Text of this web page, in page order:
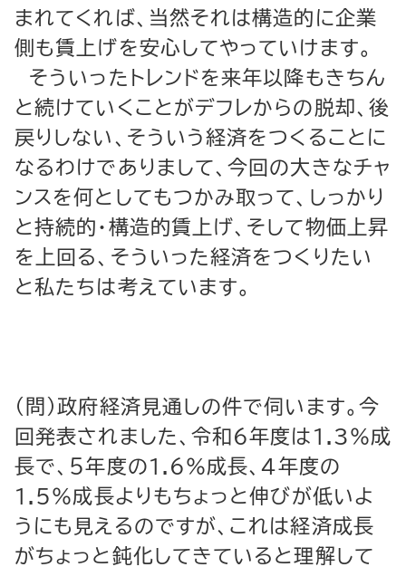
まれてくれば、当然それは構造的に企業
側も賃上げを安心してやっていけます。
そういったトレンドを来年以降もきちん
と続けていくことがデフレからの脱却、後
戻りしない、そういう経済をつくることに
なるわけでありまして、今回の大きなチャ
ンスを何としてもつかみ取って、しっかり
と持続的・構造的賃上げ、そして物価上昇
を上回る、そういった経済をつくりたい
と私たちは考えています。
（問）政府経済見通しの件で伺います。今
回発表されました、令和６年度は1.3％成
長で、５年度の1.6％成長、４年度の
1.5％成長よりもちょっと伸びが低いよ
うにも見えるのですが、これは経済成長
がちょっと鈍化してきていると理解して